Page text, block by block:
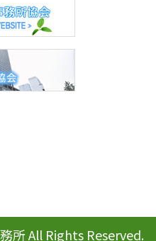
所 All Rights Reserved.